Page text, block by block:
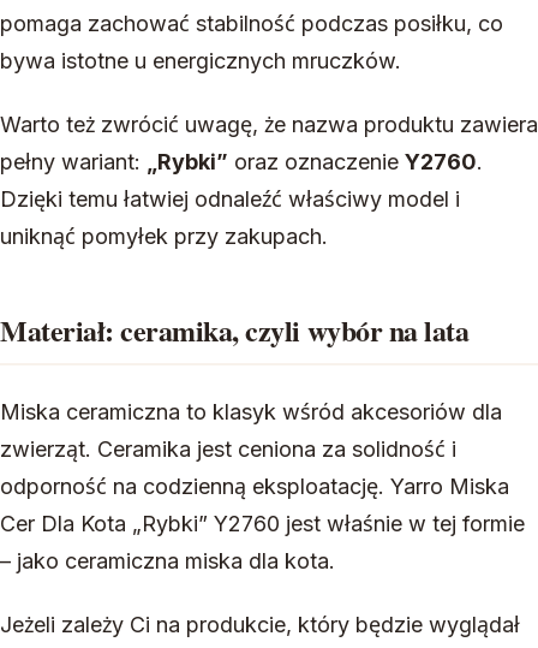
pomaga zachować stabilność podczas posiłku, co
bywa istotne u energicznych mruczków.
Warto też zwrócić uwagę, że nazwa produktu zawiera
pełny wariant: „Rybki” oraz oznaczenie Y2760.
Dzięki temu łatwiej odnaleźć właściwy model i
uniknąć pomyłek przy zakupach.
Materiał: ceramika, czyli wybór na lata
Miska ceramiczna to klasyk wśród akcesoriów dla
zwierząt. Ceramika jest ceniona za solidność i
odporność na codzienną eksploatację. Yarro Miska
Cer Dla Kota „Rybki” Y2760 jest właśnie w tej formie
– jako ceramiczna miska dla kota.
Jeżeli zależy Ci na produkcie, który będzie wyglądał